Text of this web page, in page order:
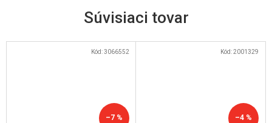
Súvisiaci tovar
–7 %
Kód:3066552
–4 %
Kód:2001329